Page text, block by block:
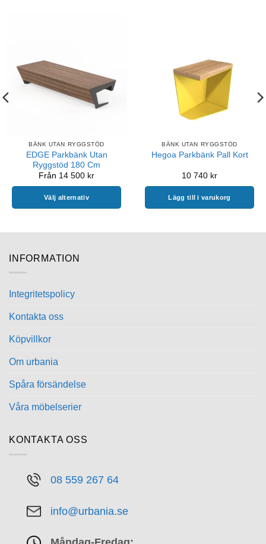
BÄNK UTAN RYGGSTÖD
EDGE Parkbänk Utan
Ryggstöd 180 Cm
Från 14 500 kr
Välj alternativ
BÄNK UTAN RYGGSTÖD
Hegoa Parkbänk Pall Kort
10 740 kr
Lägg till i varukorg
INFORMATION
Integritetspolicy
Kontakta oss
Köpvillkor
Om urbania
Spåra försändelse
Våra möbelserier
KONTAKTA OSS
08 559 267 64
info@urbania.se